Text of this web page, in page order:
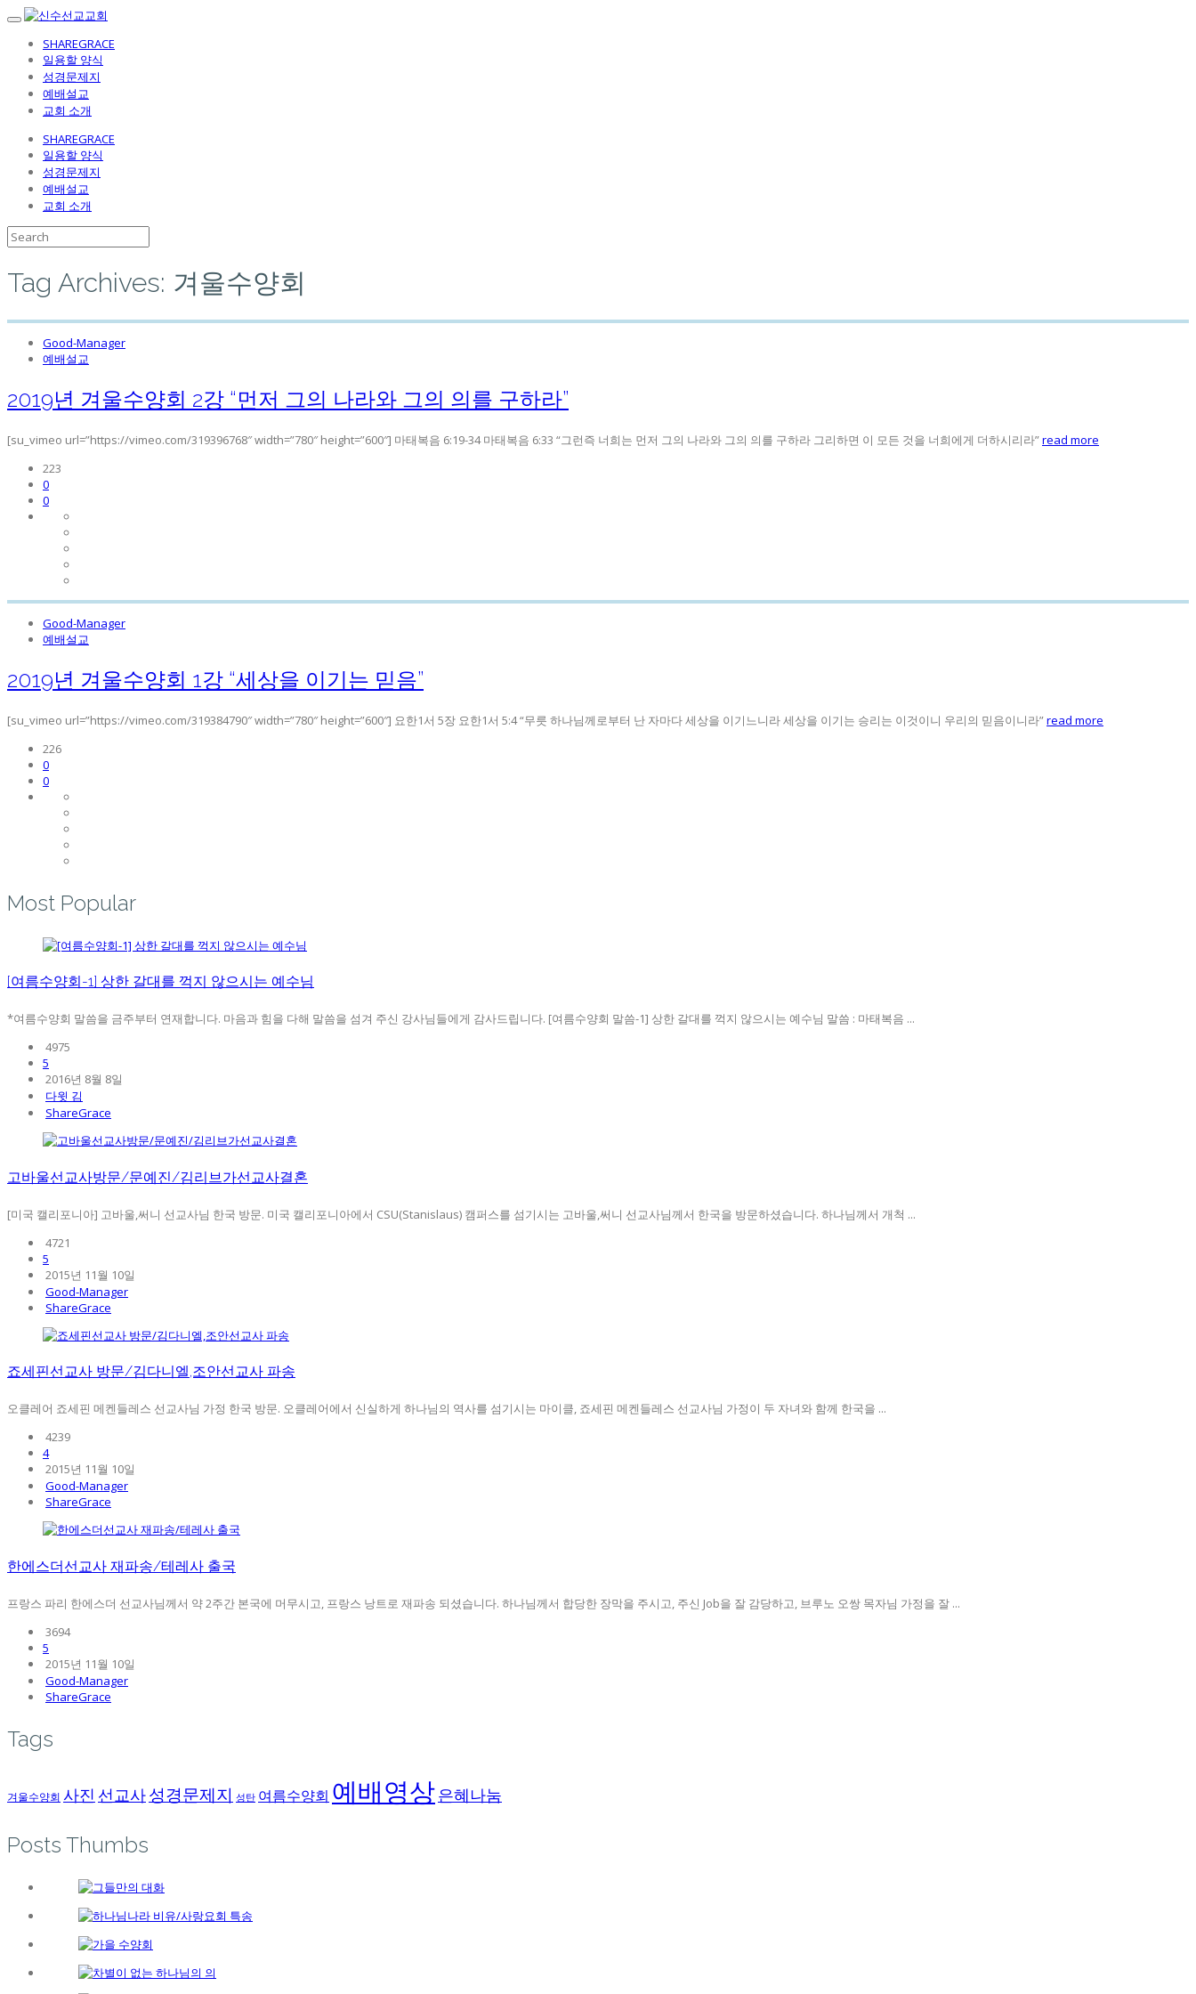
SHAREGRACE
일용할 양식
성경문제지
예배설교
교회 소개
SHAREGRACE
일용할 양식
성경문제지
예배설교
교회 소개
Tag Archives: 겨울수양회
Good-Manager
예배설교
2019년 겨울수양회 2강 “먼저 그의 나라와 그의 의를 구하라”
[su_vimeo url=”https://vimeo.com/319396768″ width=”780″ height=”600″] 마태복음 6:19-34 마태복음 6:33 “그런즉 너희는 먼저 그의 나라와 그의 의를 구하라 그리하면 이 모든 것을 너희에게 더하시리라”read more
223
0
0
Good-Manager
예배설교
2019년 겨울수양회 1강 “세상을 이기는 믿음”
[su_vimeo url=”https://vimeo.com/319384790″ width=”780″ height=”600″] 요한1서 5장 요한1서 5:4 “무릇 하나님께로부터 난 자마다 세상을 이기느니라 세상을 이기는 승리는 이것이니 우리의 믿음이니라”read more
226
0
0
Most Popular
[여름수양회-1] 상한 갈대를 꺽지 않으시는 예수님
*여름수양회 말씀을 금주부터 연재합니다. 마음과 힘을 다해 말씀을 섬겨 주신 강사님들에게 감사드립니다. [여름수양회 말씀-1] 상한 갈대를 꺽지 않으시는 예수님 말씀 : 마태복음 ...
4975
5
2016년 8월 8일
다윗 김
ShareGrace
고바울선교사방문/문예진/김리브가선교사결혼
[미국 캘리포니아] 고바울,써니 선교사님 한국 방문. 미국 캘리포니아에서 CSU(Stanislaus) 캠퍼스를 섬기시는 고바울,써니 선교사님께서 한국을 방문하셨습니다. 하나님께서 개척 ...
4721
5
2015년 11월 10일
Good-Manager
ShareGrace
죠세핀선교사 방문/김다니엘,조안선교사 파송
오클레어 죠세핀 메켄들레스 선교사님 가정 한국 방문. 오클레어에서 신실하게 하나님의 역사를 섬기시는 마이클, 죠세핀 메켄들레스 선교사님 가정이 두 자녀와 함께 한국을 ...
4239
4
2015년 11월 10일
Good-Manager
ShareGrace
한에스더선교사 재파송/테레사 출국
프랑스 파리 한에스더 선교사님께서 약 2주간 본국에 머무시고, 프랑스 낭트로 재파송 되셨습니다. 하나님께서 합당한 장막을 주시고, 주신 Job을 잘 감당하고, 브루노 오쌍 목자님 가정을 잘 ...
3694
5
2015년 11월 10일
Good-Manager
ShareGrace
Tags
겨울수양회 사진 선교사성경문제지 성탄 여름수양회 예배영상은혜나눔
Posts Thumbs